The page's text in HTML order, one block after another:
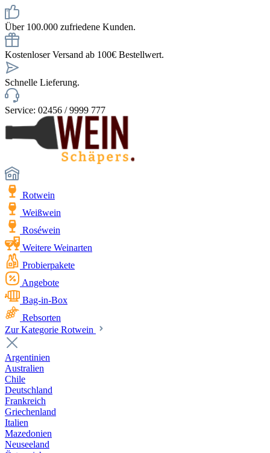
Über 100.000 zufriedene Kunden.
Kostenloser Versand ab 100€ Bestellwert.
Schnelle Lieferung.
Service: 02456 / 9999 777
Rotwein
Weißwein
Roséwein
Weitere Weinarten
Probierpakete
Angebote
Bag-in-Box
Rebsorten
Zur Kategorie Rotwein
Argentinien
Australien
Chile
Deutschland
Frankreich
Griechenland
Italien
Mazedonien
Neuseeland